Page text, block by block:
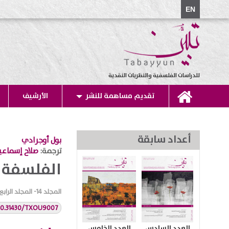
EN
للدراسات الفلسفية والنظريات النقدية
تقديم مساهمة للنشر الأرشيف
بول أوجرادي
ترجمة:صلاح
الفلسفة
المجلد14- المجلد الرابع عشر (2025-2026)
TXOU9007
أعداد سابقة